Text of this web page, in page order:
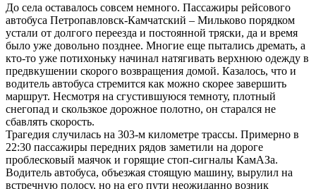
До села оставалось совсем немного. Пассажиры рейсового
автобуса Петропавловск-Камчатский – Мильково порядком
устали от долгого переезда и постоянной тряски, да и время
было уже довольно позднее. Многие еще пытались дремать, а
кто-то уже потихоньку начинал натягивать верхнюю одежду в
предвкушении скорого возвращения домой. Казалось, что и
водитель автобуса стремится как можно скорее завершить
маршрут. Несмотря на сгустившуюся темноту, плотный
снегопад и скользкое дорожное полотно, он старался не
сбавлять скорость.
Трагедия случилась на 303-м километре трассы. Примерно в
22:30 пассажиры передних рядов заметили на дороге
проблесковый маячок и горящие стоп-сигналы КамАЗа.
Водитель автобуса, объезжая стоящую машину, вырулил на
встречную полосу, но на его пути неожиданно возник